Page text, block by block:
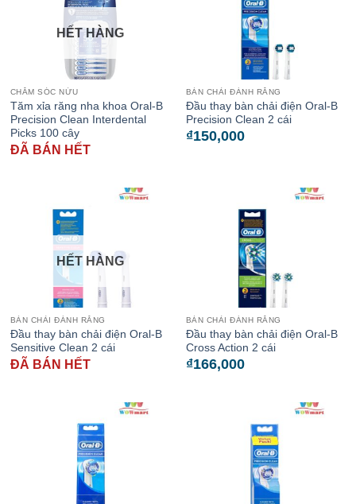
HẾT HÀNG
CHĂM SÓC NỨU
Tăm xỉa răng nha khoa Oral-B
Precision Clean Interdental
Picks 100 cây
ĐÃ BÁN HẾT
BÀN CHẢI ĐÁNH RĂNG
Đầu thay bàn chải điện Oral-B
Precision Clean 2 cái
₫150,000
HẾT HÀNG
BÀN CHẢI ĐÁNH RĂNG
Đầu thay bàn chải điện Oral-B
Sensitive Clean 2 cái
ĐÃ BÁN HẾT
BÀN CHẢI ĐÁNH RĂNG
Đầu thay bàn chải điện Oral-B
Cross Action 2 cái
₫166,000